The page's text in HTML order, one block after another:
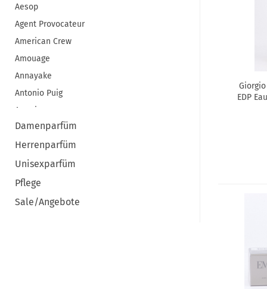
Aesop
Agent Provocateur
American Crew
Amouage
Annayake
Antonio Puig
Aramis
ARMAF
Armani
Atelier Cologne
Atkinsons
Azzaro
Damenparfüm
Herrenparfüm
Unisexparfüm
Pflege
Sale/Angebote
EDP